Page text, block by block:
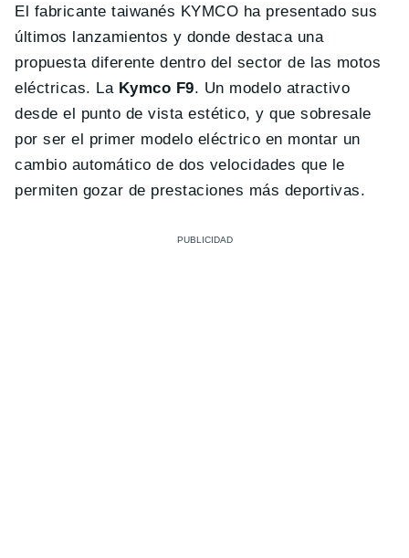
El fabricante taiwanés KYMCO ha presentado sus
últimos lanzamientos y donde destaca una
propuesta diferente dentro del sector de las motos
eléctricas. La Kymco F9. Un modelo atractivo
desde el punto de vista estético, y que sobresale
por ser el primer modelo eléctrico en montar un
cambio automático de dos velocidades que le
permiten gozar de prestaciones más deportivas.